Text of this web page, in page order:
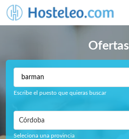
Ofertas
Escribe el puesto que quieras buscar
Córdoba
Seleciona una provincia